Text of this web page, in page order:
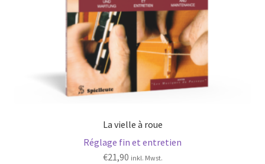
La vielle à roue
Réglage fin et entretien
€21,90 inkl. Mwst.